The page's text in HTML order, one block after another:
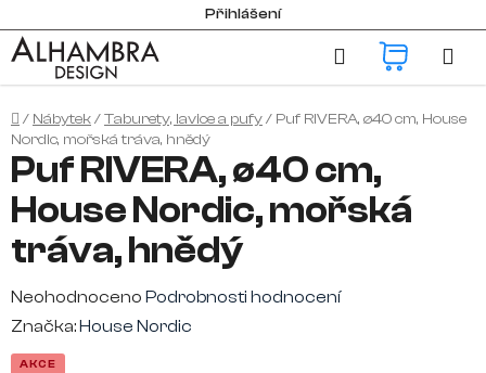
na
obsah
Přihlášení
Hledat
Domů
/ Nábytek/Taburety, lavice a pufy/ Puf RIVERA, ø40 cm, House
Nordic, mořská tráva, hnědý
Puf RIVERA, ø40 cm,
House Nordic, mořská
tráva, hnědý
Průměrné
hodnocení
produktu
Neohodnoceno Podrobnosti hodnocení
Značka:House Nordic
AKCE